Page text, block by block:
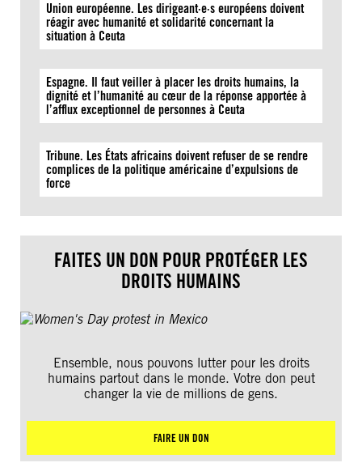
Union européenne. Les dirigeant·e·s européens doivent
réagir avec humanité et solidarité concernant la
situation à Ceuta
Espagne. Il faut veiller à placer les droits humains, la
dignité et l’humanité au cœur de la réponse apportée à
l’afflux exceptionnel de personnes à Ceuta
Tribune. Les États africains doivent refuser de se rendre
complices de la politique américaine d’expulsions de
force
FAITES UN DON POUR PROTÉGER LES
DROITS HUMAINS
Ensemble, nous pouvons lutter pour les droits
humains partout dans le monde. Votre don peut
changer la vie de millions de gens.
FAIRE UN DON